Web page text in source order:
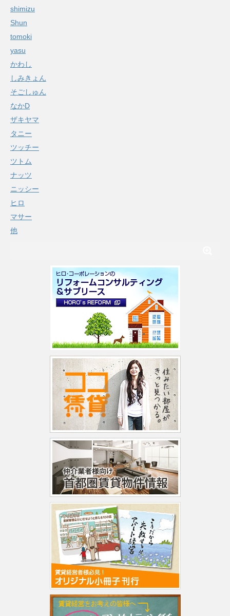
shimizu
Shun
tomoki
yasu
かわし
しみきょん
そごしゅん
なかD
ザキヤマ
タニー
ツッチー
ツトム
ナッツ
ニッシー
ヒロ
マサー
他